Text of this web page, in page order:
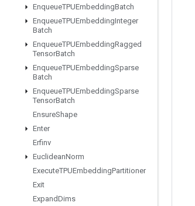
EnqueueTPUEmbeddingBatch
EnqueueTPUEmbeddingInteger
Batch
EnqueueTPUEmbeddingRagged
TensorBatch
EnqueueTPUEmbeddingSparse
Batch
EnqueueTPUEmbeddingSparse
TensorBatch
EnsureShape
Enter
Erfinv
EuclideanNorm
ExecuteTPUEmbeddingPartitioner
Exit
ExpandDims